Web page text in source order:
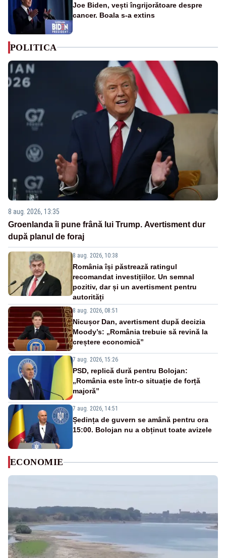
Joe Biden, vești îngrijorătoare despre
cancer. Boala s-a extins
POLITICA
8 aug. 2026, 13:35
Groenlanda îi pune frână lui Trump. Avertisment dur
după planul de foraj
8 aug. 2026, 10:38
România își păstrează ratingul
recomandat investițiilor. Un semnal
pozitiv, dar și un avertisment pentru
autorități
8 aug. 2026, 08:51
Nicușor Dan, avertisment după decizia
Moody’s: „România trebuie să revină la
creștere economică”
7 aug. 2026, 15:26
PSD, replică dură pentru Bolojan:
„România este într-o situație de forță
majoră”
7 aug. 2026, 14:51
Ședința de guvern se amână pentru ora
15:00. Bolojan nu a obținut toate avizele
ECONOMIE